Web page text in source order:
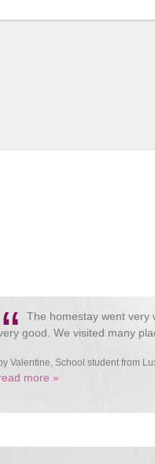
“
The homestay went very
good. We visited many
by Valentine, School student from
more »